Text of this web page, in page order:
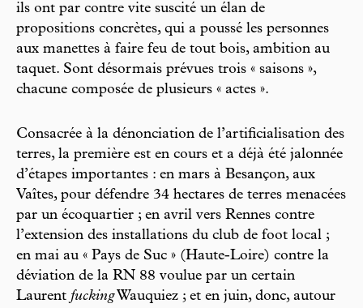
ils ont par contre vite suscité un élan de
propositions concrètes, qui a poussé les personnes
aux manettes à faire feu de tout bois, ambition au
taquet. Sont désormais prévues trois « saisons »,
chacune composée de plusieurs « actes ».
Consacrée à la dénonciation de l’artificialisation des
terres, la première est en cours et a déjà été jalonnée
d’étapes importantes : en mars à Besançon, aux
Vaîtes, pour défendre 34 hectares de terres menacées
par un écoquartier ; en avril vers Rennes contre
l’extension des installations du club de foot local ;
en mai au « Pays de Suc » (Haute-Loire) contre la
déviation de la RN 88 voulue par un certain
Laurent fuckingWauquiez ; et en juin, donc, autour